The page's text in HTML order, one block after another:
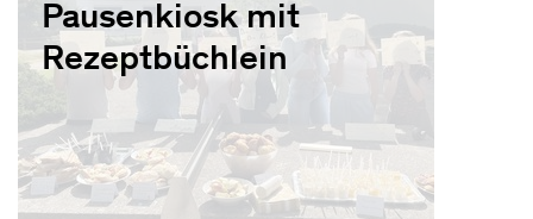
Pausenkiosk mit
Rezeptbüchlein